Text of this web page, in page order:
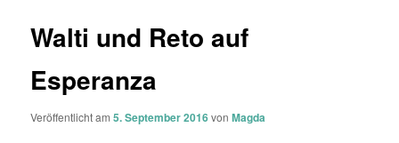
Walti und Reto auf
Esperanza
Veröffentlicht am5. September 2016vonMagda